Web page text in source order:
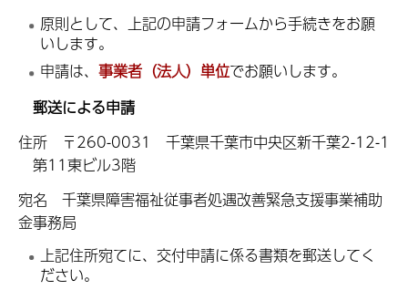
原則として、上記の申請フォームから手続きをお願
いします。
申請は、事業者（法人）単位でお願いします。
郵送による申請
住所 〒260-0031 千葉県千葉市中央区新千葉2-12-1
第11東ビル3階
宛名 千葉県障害福祉従事者処遇改善緊急支援事業補助
金事務局
上記住所宛てに、交付申請に係る書類を郵送してく
ださい。